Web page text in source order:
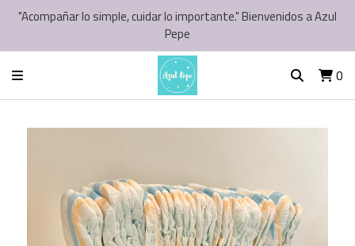
"Acompañar lo simple, cuidar lo importante." Bienvenidos a Azul
Pepe
0